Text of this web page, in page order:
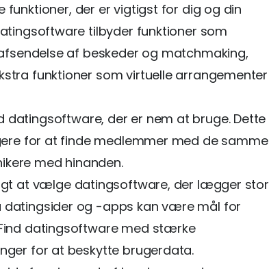
funktioner, der er vigtigst for dig og din
tilbyder funktioner som
af beskeder og matchmaking,
funktioner som virtuelle arrangementer
datingsoftware, der er nem at bruge. Dette
for at finde medlemmer med de samme
med hinanden.
at vælge datingsoftware, der lægger stor
og -apps kan være mål for
datingsoftware med stærke
for at beskytte brugerdata.